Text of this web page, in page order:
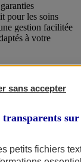
pour les soins
gestion facilitée
à votre
!
sans accepter
petits fichiers